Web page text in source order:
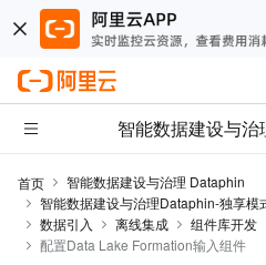
智能数据建设与治
首页
智能数据建设与治理 Dataphin
智能数据建设与治理Dataphin-独享模
数据引入
离线集成 组件库开发
配置Data Lake Formation输入组件